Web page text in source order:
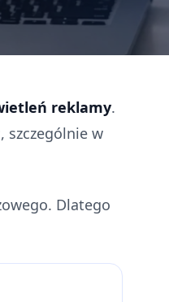
reklamy.
szczególnie w
Dlatego